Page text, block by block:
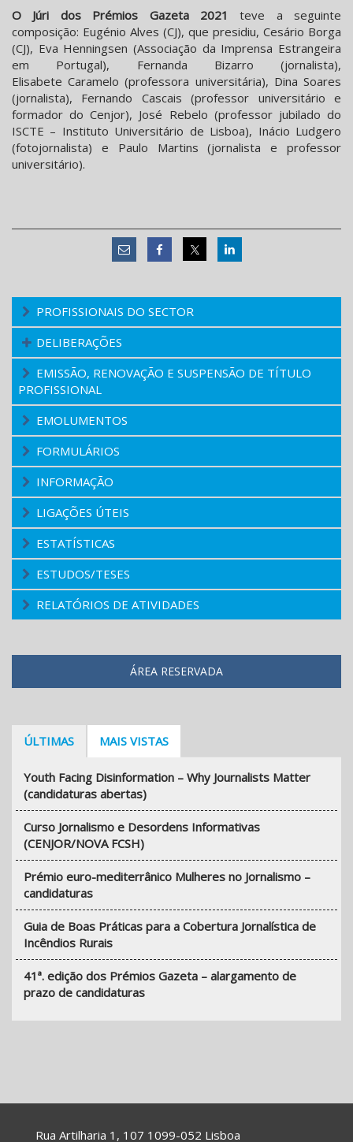
O Júri dos Prémios Gazeta 2021
teve a seguinte
composição: Eugénio Alves (CJ), que presidiu, Cesário Borga
(CJ), Eva Henningsen (Associação da Imprensa Estrangeira
em Portugal), Fernanda Bizarro (jornalista),
Elisabete Caramelo (professora universitária), Dina Soares
(jornalista), Fernando Cascais (professor universitário e
formador do Cenjor), José Rebelo (professor jubilado do
ISCTE – Instituto Universitário de Lisboa), Inácio Ludgero
(fotojornalista) e Paulo Martins (jornalista e professor
universitário).
PROFISSIONAIS DO SECTOR
DELIBERAÇÕES
EMISSÃO, RENOVAÇÃO E SUSPENSÃO DE TÍTULO
PROFISSIONAL
EMOLUMENTOS
FORMULÁRIOS
INFORMAÇÃO
LIGAÇÕES ÚTEIS
ESTATÍSTICAS
ESTUDOS/TESES
RELATÓRIOS DE ATIVIDADES
ÁREA RESERVADA
ÚLTIMAS MAIS VISTAS
Youth Facing Disinformation – Why Journalists Matter
(candidaturas abertas)
Curso Jornalismo e Desordens Informativas
(CENJOR/NOVA FCSH)
Prémio euro-mediterrânico Mulheres no Jornalismo –
candidaturas
Guia de Boas Práticas para a Cobertura Jornalística de
Incêndios Rurais
41ª. edição dos Prémios Gazeta – alargamento de
prazo de candidaturas
Rua Artilharia 1, 107 1099-052 Lisboa